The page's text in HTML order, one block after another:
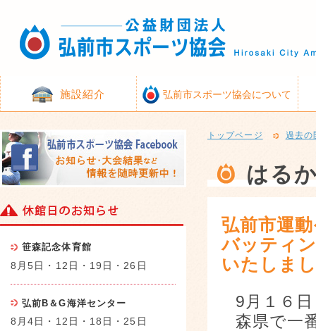
施設紹介 弘前市スポーツ協会について
トップページ 過去の
はる
弘前市運
バッティ
いたしま
9月１６
森県で一
笹森記念体育館
8月5日・12日・19日・26日
弘前B＆G海洋センター
8月4日・12日・18日・25日